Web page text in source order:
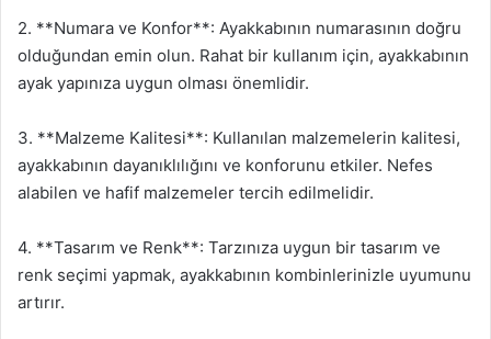
2. **Numara ve Konfor**: Ayakkabının numarasının doğru
olduğundan emin olun. Rahat bir kullanım için, ayakkabının
ayak yapınıza uygun olması önemlidir.
3. **Malzeme Kalitesi**: Kullanılan malzemelerin kalitesi,
ayakkabının dayanıklılığını ve konforunu etkiler. Nefes
alabilen ve hafif malzemeler tercih edilmelidir.
4. **Tasarım ve Renk**: Tarzınıza uygun bir tasarım ve
renk seçimi yapmak, ayakkabının kombinlerinizle uyumunu
artırır.